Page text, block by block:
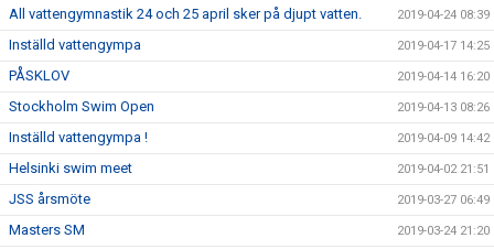
All vattengymnastik 24 och 25 april sker på djupt vatten. 2019-04-24 08:39
Inställd vattengympa 2019-04-17 14:25
PÅSKLOV 2019-04-14 16:20
Stockholm Swim Open 2019-04-13 08:26
Inställd vattengympa ! 2019-04-09 14:42
Helsinki swim meet 2019-04-02 21:51
JSS årsmöte 2019-03-27 06:49
Masters SM 2019-03-24 21:20